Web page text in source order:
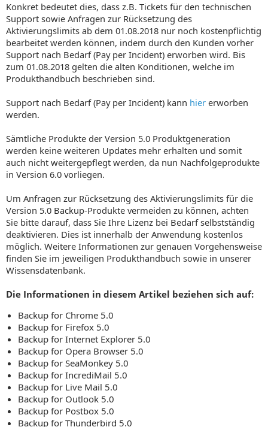
Konkret bedeutet dies, dass z.B. Tickets für den technischen
Support sowie Anfragen zur Rücksetzung des
Aktivierungslimits ab dem 01.08.2018 nur noch kostenpflichtig
bearbeitet werden können, indem durch den Kunden vorher
Support nach Bedarf (Pay per Incident) erworben wird. Bis
zum 01.08.2018 gelten die alten Konditionen, welche im
Produkthandbuch beschrieben sind.
Support nach Bedarf (Pay per Incident) kann hier erworben
werden.
Sämtliche Produkte der Version 5.0 Produktgeneration
werden keine weiteren Updates mehr erhalten und somit
auch nicht weitergepflegt werden, da nun Nachfolgeprodukte
in Version 6.0 vorliegen.
Um Anfragen zur Rücksetzung des Aktivierungslimits für die
Version 5.0 Backup-Produkte vermeiden zu können, achten
Sie bitte darauf, dass Sie Ihre Lizenz bei Bedarf selbstständig
deaktivieren. Dies ist innerhalb der Anwendung kostenlos
möglich. Weitere Informationen zur genauen Vorgehensweise
finden Sie im jeweiligen Produkthandbuch sowie in unserer
Wissensdatenbank.
Die Informationen in diesem Artikel beziehen sich auf:
Backup for Chrome 5.0
Backup for Firefox 5.0
Backup for Internet Explorer 5.0
Backup for Opera Browser 5.0
Backup for SeaMonkey 5.0
Backup for IncrediMail 5.0
Backup for Live Mail 5.0
Backup for Outlook 5.0
Backup for Postbox 5.0
Backup for Thunderbird 5.0